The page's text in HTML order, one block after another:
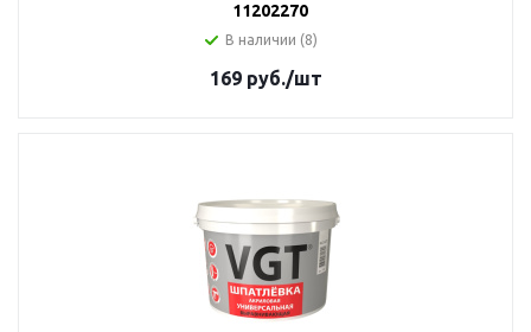
11202270
В наличии (8)
169 руб./шт